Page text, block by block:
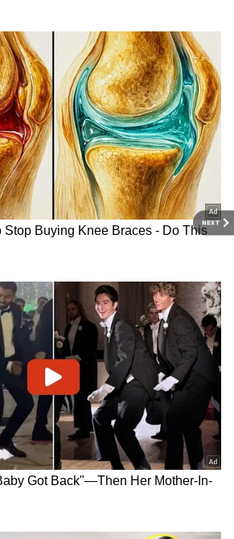
NEXT
– சொகுசை விரும்பும்
கொண்ட ரிஷப
கடின உழைப்பை விட
அதிகம்
இவர்களால் அவசர
செய்ய முடியாது.
சூழலில்,
கொண்டு
செய்யவே